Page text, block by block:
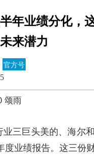
年业绩分化，
来潜力
官方号
颂雨
业三巨头美的、海尔
度业绩报告。这三份